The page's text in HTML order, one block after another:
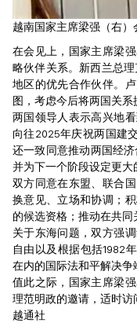
越南国家主席梁强（右）
在会见上，国家主席梁
略伙伴关系。新西兰总
地区的优先合作伙伴。
图，考虑今后将两国关系
两国领导人表示高兴地
向往2025年庆祝两国建
还一致同意推动两国经
并为下一个阶段设定更大
双方同意在东盟、联合
换意见、立场和协调；
的候选资格；推动在共同
关于东海问题，双方强
自由以及根据包括1982
在内的国际法和平解决争
值此之际，国家主席梁
理范明政的邀请，适时访
越通社